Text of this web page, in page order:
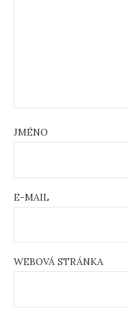
JMÉNO
E-MAIL
WEBOVÁ STRÁNKA